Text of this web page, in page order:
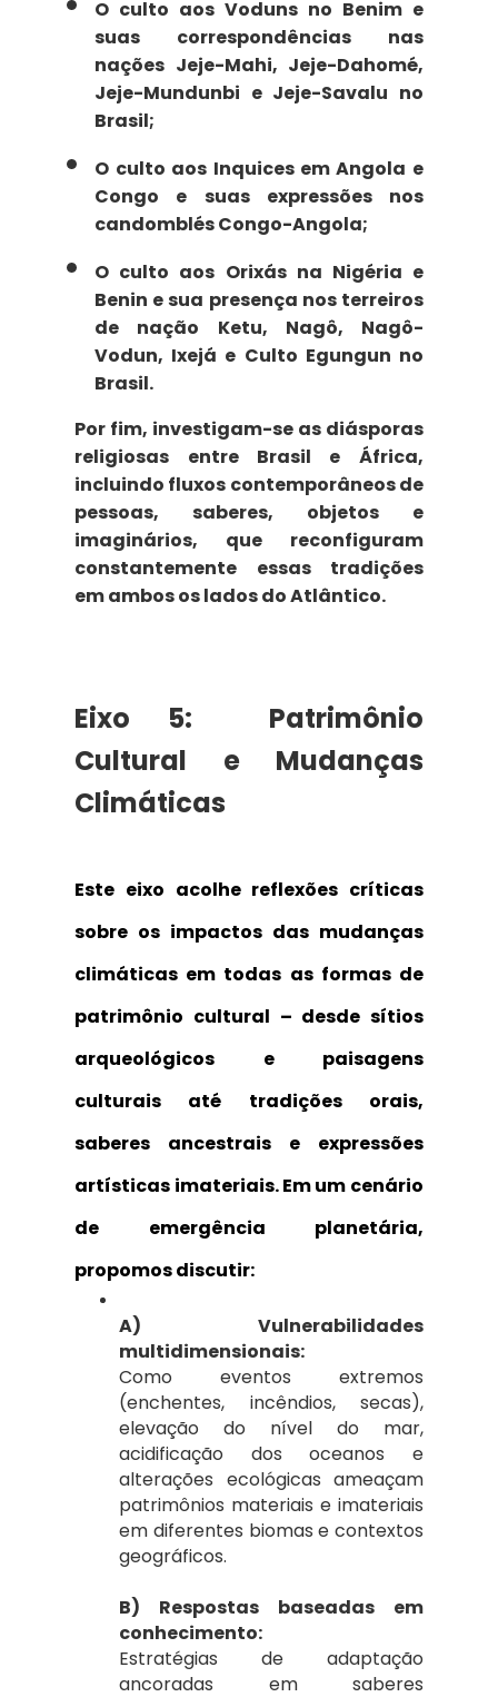
O culto aos Voduns no Benim e
suas correspondências nas
nações Jeje-Mahi, Jeje-Dahomé,
Jeje-Mundunbi e Jeje-Savalu no
Brasil;
O culto aos Inquices em Angola e
Congo e suas expressões nos
candomblés Congo-Angola;
O culto aos Orixás na Nigéria e
Benin e sua presença nos terreiros
de nação Ketu, Nagô, Nagô-
Vodun, Ixejá e Culto Egungun no
Brasil.
Por fim, investigam-se as diásporas
religiosas entre Brasil e África,
incluindo fluxos contemporâneos de
pessoas, saberes, objetos e
imaginários, que reconfiguram
constantemente essas tradições
em ambos os lados do Atlântico.
Eixo 5: Patrimônio
Cultural e Mudanças
Climáticas
Este eixo acolhe reflexões críticas
sobre os impactos das mudanças
climáticas em todas as formas de
patrimônio cultural – desde sítios
arqueológicos e paisagens
culturais até tradições orais,
saberes ancestrais e expressões
artísticas imateriais. Em um cenário
de emergência planetária,
propomos discutir:
A) Vulnerabilidades
multidimensionais:
Como eventos extremos
(enchentes, incêndios, secas),
elevação do nível do mar,
acidificação dos oceanos e
alterações ecológicas ameaçam
patrimônios materiais e imateriais
em diferentes biomas e contextos
geográficos.
B) Respostas baseadas em
conhecimento:
Estratégias de adaptação
ancoradas em saberes